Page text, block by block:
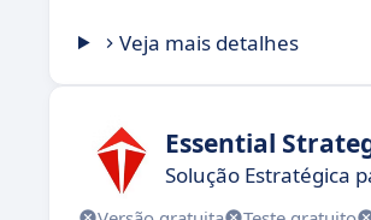
Veja mais detalhes
Essential
Solução Estratégica